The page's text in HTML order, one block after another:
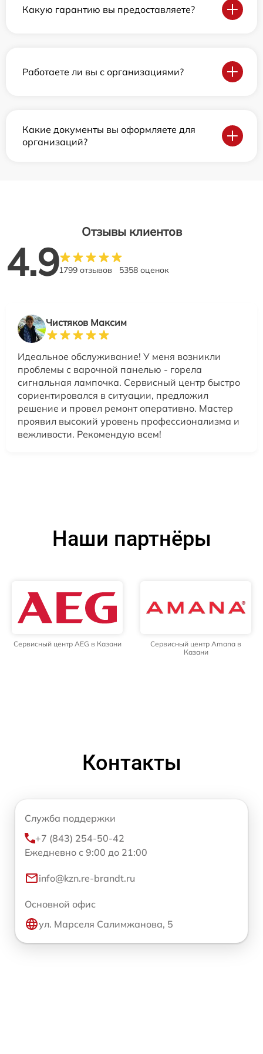
Какую гарантию вы предоставляете?
Работаете ли вы с организациями?
Какие документы вы оформляете для
организаций?
Отзывы клиентов
4.91799 отзывов 5358 оценок
Чистяков Максим
Идеальное обслуживание! У меня возникли
проблемы с варочной панелью - горела
сигнальная лампочка. Сервисный центр быстро
сориентировался в ситуации, предложил
решение и провел ремонт оперативно. Мастер
проявил высокий уровень профессионализма и
вежливости. Рекомендую всем!
Наши партнёры
Сервисный центр AEG в Казани
Сервисный центр Amana в
Казани
Контакты
Служба поддержки
+7 (843) 254-50-42
Ежедневно с 9:00 до 21:00
info@kzn.re-brandt.ru
Основной офис
ул. Марселя Салимжанова, 5